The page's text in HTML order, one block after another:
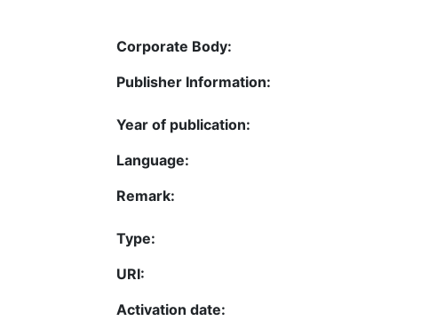
Corporate Body:
Publisher Information:
Year of publication:
Language:
Remark:
Type:
URI:
Activation date: